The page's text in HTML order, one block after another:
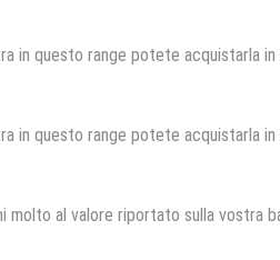
in questo range potete acquistarla
in questo range potete acquistarla
al valore riportato sulla vostra